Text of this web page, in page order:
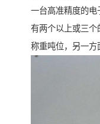
一台高准精度的
有两个以上或三个
称重吨位，另一方